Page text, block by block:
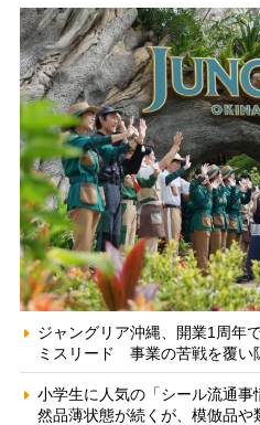
ジャングリア沖縄、開業1周年
ミスリード 事業の苦戦を覆い
小学生に人気の「シール流通
然品薄状態が続くが、模倣品